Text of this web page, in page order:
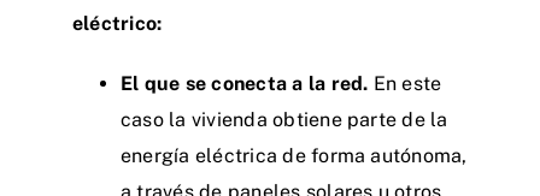
eléctrico:
El que se conecta a la red. En este
caso la vivienda obtiene parte de la
energía eléctrica de forma autónoma,